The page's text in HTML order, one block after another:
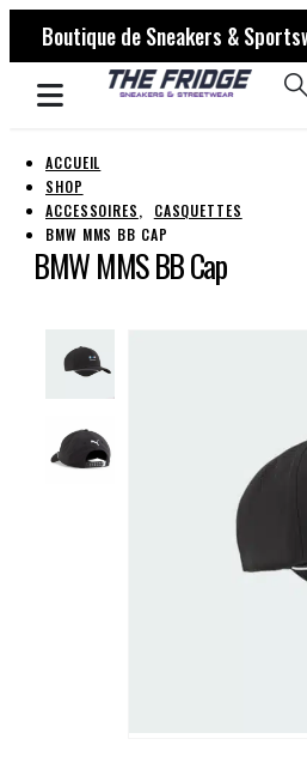
Boutique de Sneakers &
ACCUEIL
SHOP
ACCESSOIRES,
CASQUETTES
BMW MMS BB CAP
BMW MMS BB Cap